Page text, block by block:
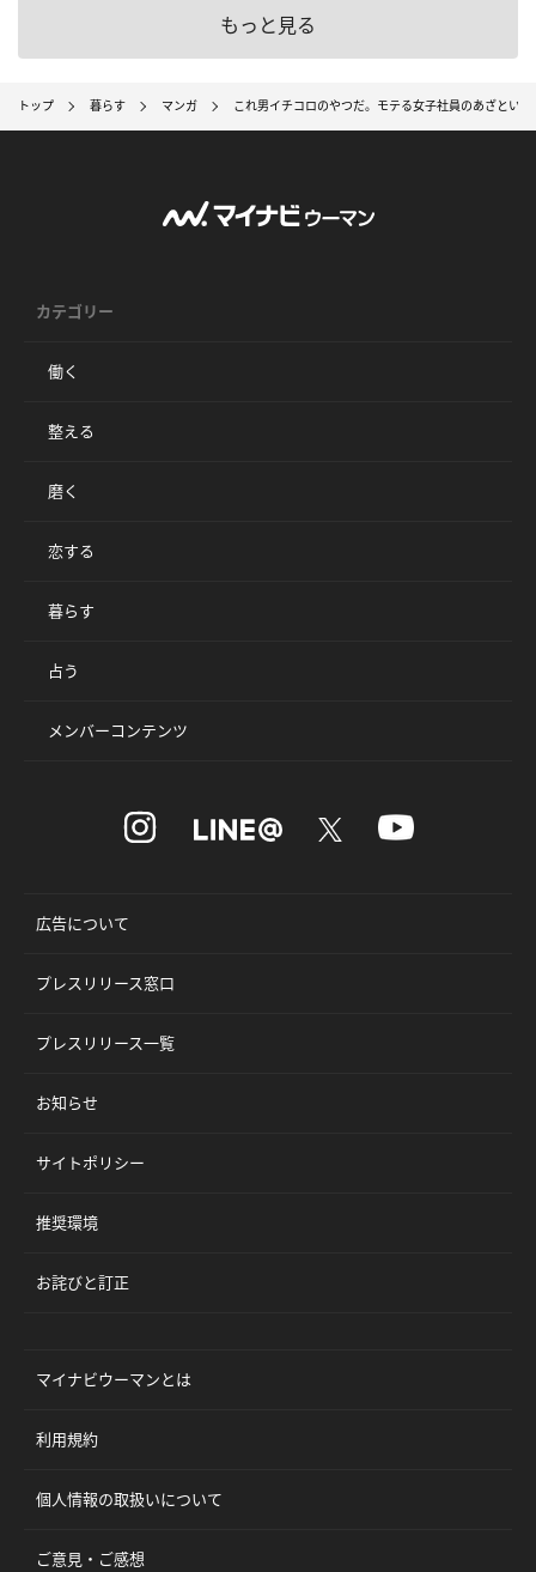
もっと見る
トップ 暮らす マンガ これ男イチコロのやつだ。モテる女子社員のあざとい
カテゴリー
働く
整える
磨く
恋する
暮らす
占う
メンバーコンテンツ
広告について
プレスリリース窓口
プレスリリース一覧
お知らせ
サイトポリシー
推奨環境
お詫びと訂正
マイナビウーマンとは
利用規約
個人情報の取扱いについて
ご意見・ご感想